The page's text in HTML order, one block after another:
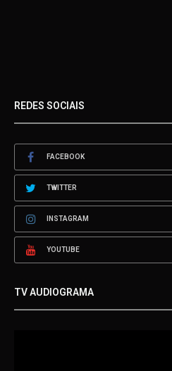
REDES SOCIAIS
FACEBOOK
TWITTER
INSTAGRAM
YOUTUBE
TV AUDIOGRAMA